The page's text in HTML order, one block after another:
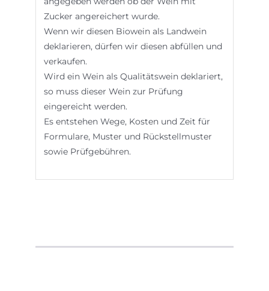
Zucker angereichert wurde.
Wenn wir diesen Biowein als Landwein
deklarieren, dürfen wir diesen abfüllen und
verkaufen.
Wird ein Wein als Qualitätswein deklariert,
so muss dieser Wein zur Prüfung
eingereicht werden.
Es entstehen Wege, Kosten und Zeit für
Formulare, Muster und Rückstellmuster
sowie Prüfgebühren.